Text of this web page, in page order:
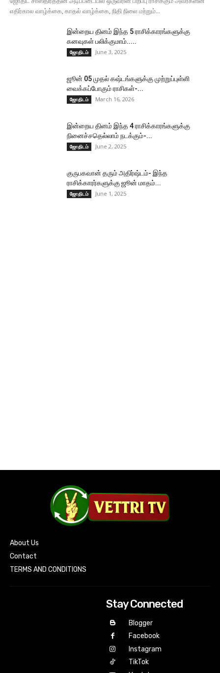
எதிர்கால வாழ்க்கை, காதல் வாழ்க்கை, நிதி நிலை மற்றும்...
இன்றைய தினம் இந்த 5 ராசிக்காரங்களுக்கு
கனவுகள் பலிக்குமாம்.....
ஜோதிடம் June 3, 2025
ஜூன் 05 முதல் கஷ்டங்களுக்கு முற்றுப்புள்ளி
வைக்கப்போகும் ராசிகள்-...
ஜோதிடம் March 16, 2026
இன்றைய தினம் இந்த 4 ராசிக்காரங்களுக்கு
நினைச்சதெல்லாம் நடக்கும்-...
ஜோதிடம் June 2, 2025
குருபகவான் தரும் அதிர்ஷ்டம்- இந்த
ராசிக்காரர்களுக்கு ஜூன் மாதம்...
ஜோதிடம் June 1, 2025
About Us
Contact
TERMS AND CONDITIONS
Stay Connected
Blogger
Facebook
Instagram
TikTok